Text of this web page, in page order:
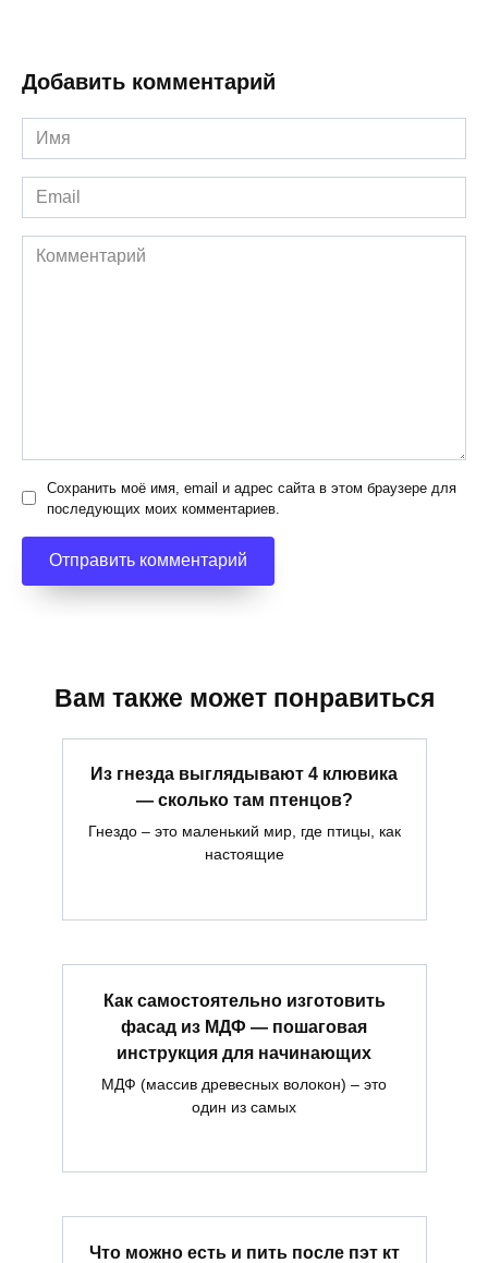
Добавить комментарий
Имя
*
Email
*
Комментарий
Сохранить моё имя, email и адрес сайта в этом браузере для
последующих моих комментариев.
Вам также может понравиться
Из гнезда выглядывают 4 клювика
— сколько там птенцов?
Гнездо – это маленький мир, где птицы, как
настоящие
Как самостоятельно изготовить
фасад из МДФ — пошаговая
инструкция для начинающих
МДФ (массив древесных волокон) – это
один из самых
Что можно есть и пить после пэт кт